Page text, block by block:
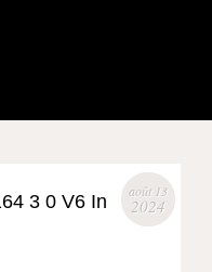
août 13
2024
3 0 V6 In